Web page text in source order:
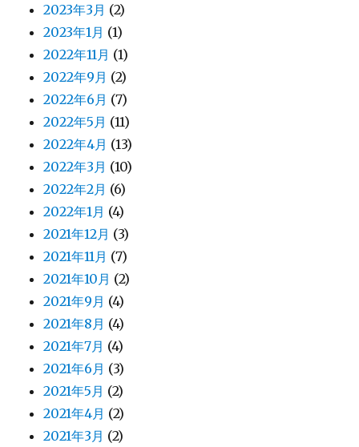
2023年3月 (2)
2023年1月 (1)
2022年11月 (1)
2022年9月 (2)
2022年6月 (7)
2022年5月 (11)
2022年4月 (13)
2022年3月 (10)
2022年2月 (6)
2022年1月 (4)
2021年12月 (3)
2021年11月 (7)
2021年10月 (2)
2021年9月 (4)
2021年8月 (4)
2021年7月 (4)
2021年6月 (3)
2021年5月 (2)
2021年4月 (2)
2021年3月 (2)